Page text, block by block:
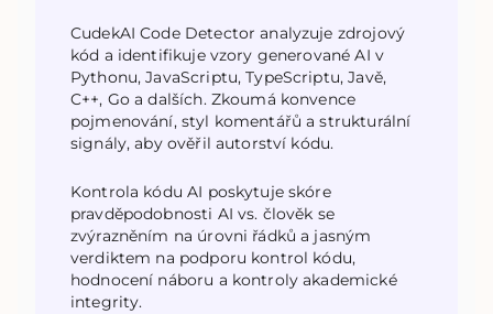
CudekAI Code Detector analyzuje zdrojový
kód a identifikuje vzory generované AI v
Pythonu, JavaScriptu, TypeScriptu, Javě,
C++, Go a dalších. Zkoumá konvence
pojmenování, styl komentářů a strukturální
signály, aby ověřil autorství kódu.
Kontrola kódu AI poskytuje skóre
pravděpodobnosti AI vs. člověk se
zvýrazněním na úrovni řádků a jasným
verdiktem na podporu kontrol kódu,
hodnocení náboru a kontroly akademické
integrity.